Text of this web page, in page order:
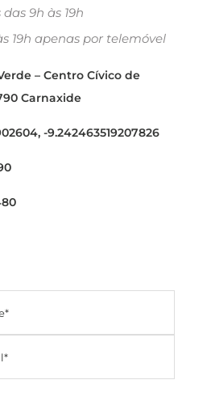
9h às 19h
19h apenas por telemóvel
– Centro Cívico de
Carnaxide
-9.242463519207826